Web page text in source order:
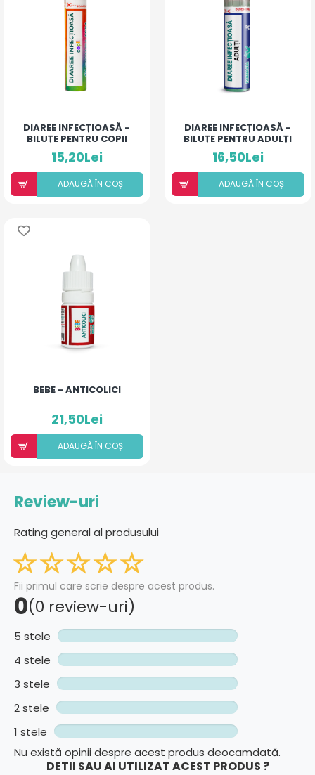
DIAREE INFECȚIOASĂ -
BILUȚE PENTRU COPII
15,20Lei
ADAUGÃ ÎN COȘ
DIAREE INFECȚIOASĂ -
BILUȚE PENTRU ADULȚI
16,50Lei
ADAUGÃ ÎN COȘ
BEBE - ANTICOLICI
21,50Lei
ADAUGÃ ÎN COȘ
Review-uri
Rating general al produsului
Fii primul care scrie despre acest produs.
0(0 review-uri)
5 stele
4 stele
3 stele
2 stele
1 stele
Nu există opinii despre acest produs deocamdată.
DETII SAU AI UTILIZAT ACEST PRODUS ?